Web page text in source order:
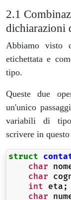
dichiarazioni
Abbiamo visto
etichettata e
tipo.
Queste due
un'unico
variabili di
scrivere in
struct
char
char
int eta ;
char